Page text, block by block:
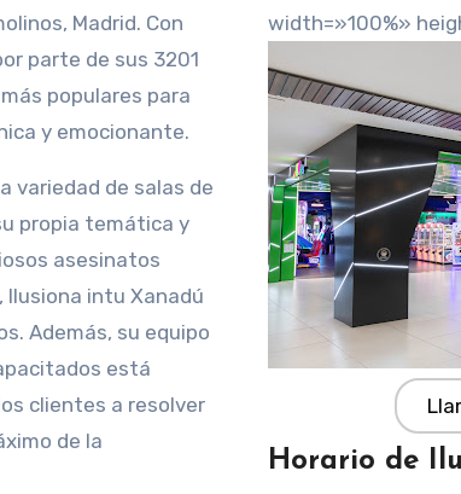
Madrid. Con
parte de sus 3201
populares para
y emocionante.
variedad de salas de
propia temática y
asesinatos
intu Xanadú
Además, su equipo
está
clientes a resolver
de la
width=»100%»
Horario de